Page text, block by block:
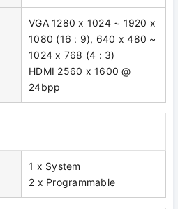
VGA 1280 x 1024 ~ 1920 x
1080 (16 : 9), 640 x 480 ~
1024 x 768 (4 : 3)
HDMI 2560 x 1600 @
24bpp
1 x System
2 x Programmable